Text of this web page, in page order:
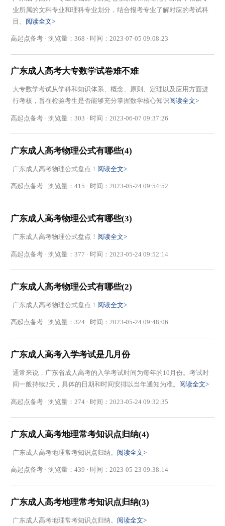
业所属的文科专业和理科专业划分，结合报考专业了解对应的考试科
目。 阅读全文>
高起点备考 · 浏览量：368 · 时间：2023-07-05 09:08:23
广东成人高考大专数学试卷难不难
大专数学考试从学科和知识体系、概念、原则、定理以及应用方面进
行考核，旨在检验考生是否能够充分掌握数学核心知识阅读全文>
高起点备考 · 浏览量：303 · 时间：2023-06-07 09:37:26
广东成人高考物理公式有哪些(4)
广东成人高考物理公式盘点！ 阅读全文>
高起点备考 · 浏览量：415 · 时间：2023-05-24 09:54:52
广东成人高考物理公式有哪些(3)
广东成人高考物理公式盘点！ 阅读全文>
高起点备考 · 浏览量：377 · 时间：2023-05-24 09:52:14
广东成人高考物理公式有哪些(2)
广东成人高考物理公式盘点！ 阅读全文>
高起点备考 · 浏览量：324 · 时间：2023-05-24 09:48:06
广东成人高考入学考试是几月份
通常来说，广东省成人高考的入学考试时间为每年的10月份。考试时
间一般持续2天，具体的日期和时间安排以当年通知为准。 阅读全文>
高起点备考 · 浏览量：274 · 时间：2023-05-24 09:32:35
广东成人高考地理常考知识点归纳(4)
广东成人高考地理常考知识点归纳。 阅读全文>
高起点备考 · 浏览量：439 · 时间：2023-05-23 09:38:14
广东成人高考地理常考知识点归纳(3)
广东成人高考地理常考知识点归纳。 阅读全文>